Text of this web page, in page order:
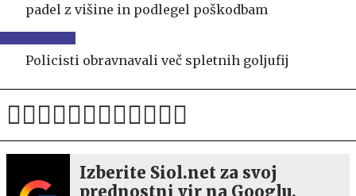
padel z višine in podlegel poškodbam
Policisti obravnavali več spletnih goljufij
Izberite Siol.net za svoj
prednostni vir na Googlu.